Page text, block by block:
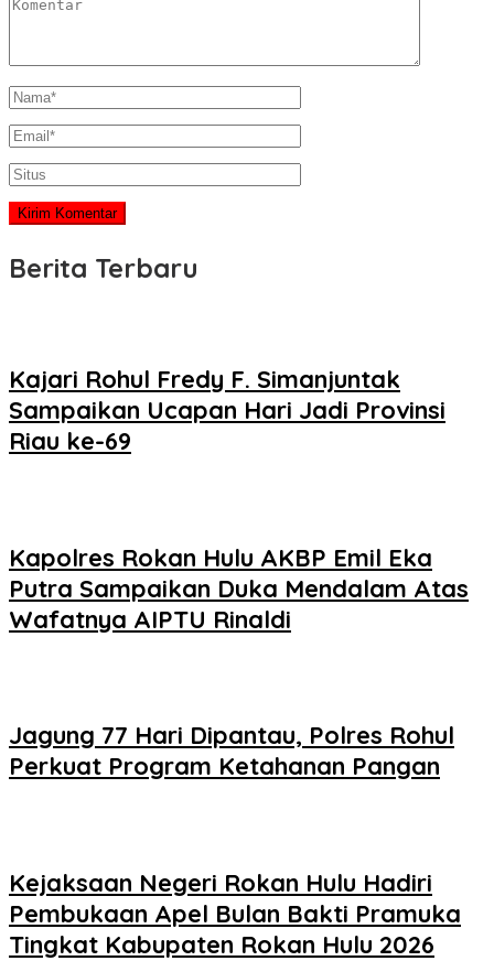
Berita Terbaru
Kajari Rohul Fredy F. Simanjuntak
Sampaikan Ucapan Hari Jadi Provinsi
Riau ke-69
Kapolres Rokan Hulu AKBP Emil Eka
Putra Sampaikan Duka Mendalam Atas
Wafatnya AIPTU Rinaldi
Jagung 77 Hari Dipantau, Polres Rohul
Perkuat Program Ketahanan Pangan
Kejaksaan Negeri Rokan Hulu Hadiri
Pembukaan Apel Bulan Bakti Pramuka
Tingkat Kabupaten Rokan Hulu 2026